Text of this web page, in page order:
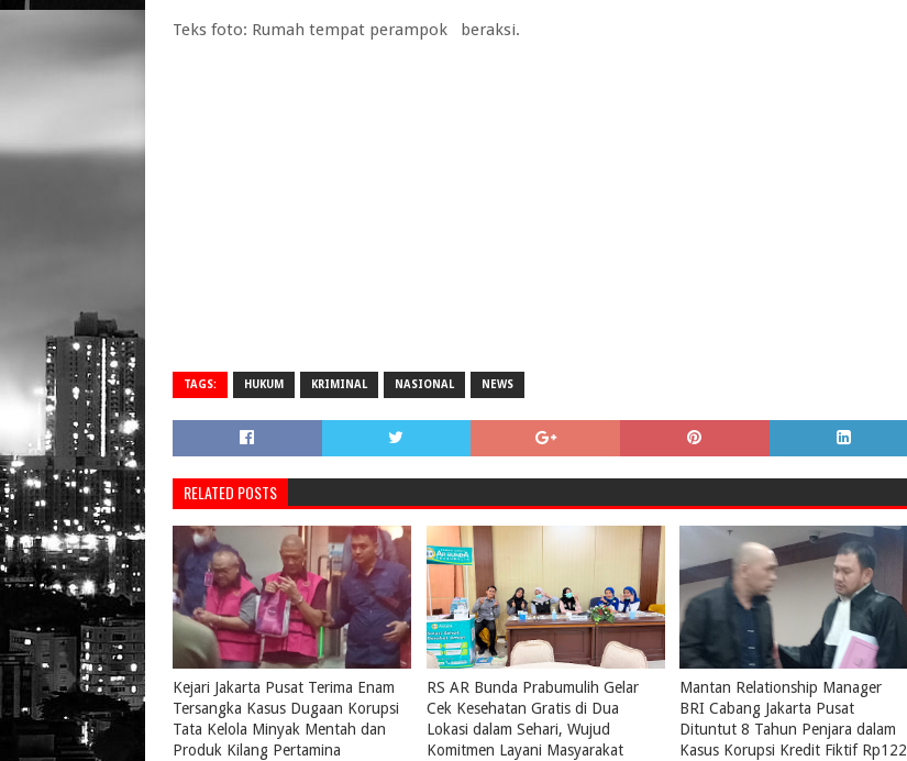
Teks foto: Rumah tempat perampok beraksi.
TAGS: HUKUM KRIMINAL NASIONAL NEWS
RELATED POSTS
Kejari Jakarta Pusat Terima Enam
Tersangka Kasus Dugaan Korupsi
Tata Kelola Minyak Mentah dan
Produk Kilang Pertamina
RS AR Bunda Prabumulih Gelar
Cek Kesehatan Gratis di Dua
Lokasi dalam Sehari, Wujud
Komitmen Layani Masyarakat
Mantan Relationship Manager
BRI Cabang Jakarta Pusat
Dituntut 8 Tahun Penjara dalam
Kasus Korupsi Kredit Fiktif Rp122